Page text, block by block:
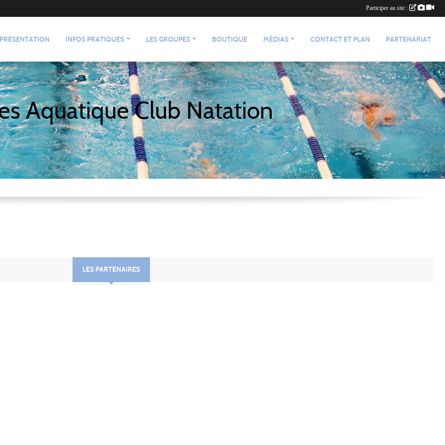
PRÉSENTATION INFOS PRATIQUES LES GROUPES BOUTIQUE MÉDIAS CONTACT ET PLAN PARTENARIAT
Aquatique Club Natation
LES PARTENAIRES
Participer au site :